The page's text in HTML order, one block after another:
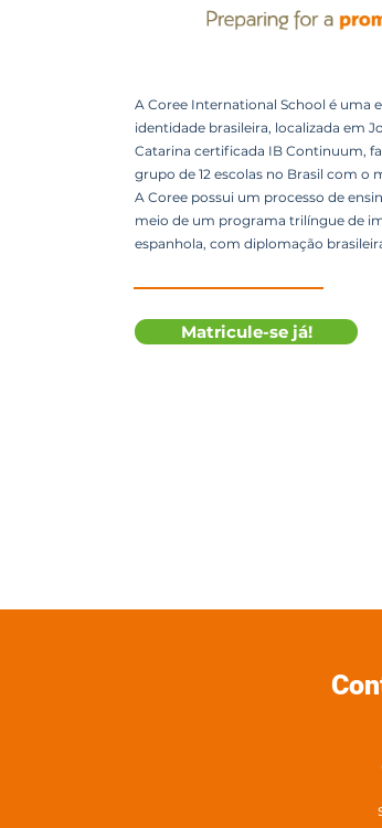
A Coree International School é uma
identidade brasileira, localizada em
Catarina certificada IB Continuum,
grupo de 12 escolas no Brasil com o
A Coree possui um processo de
meio de um programa trilíngue de
espanhola, com diplomação
Matricule-se já!